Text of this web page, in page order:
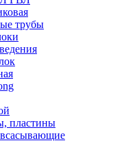
трубы
пластины